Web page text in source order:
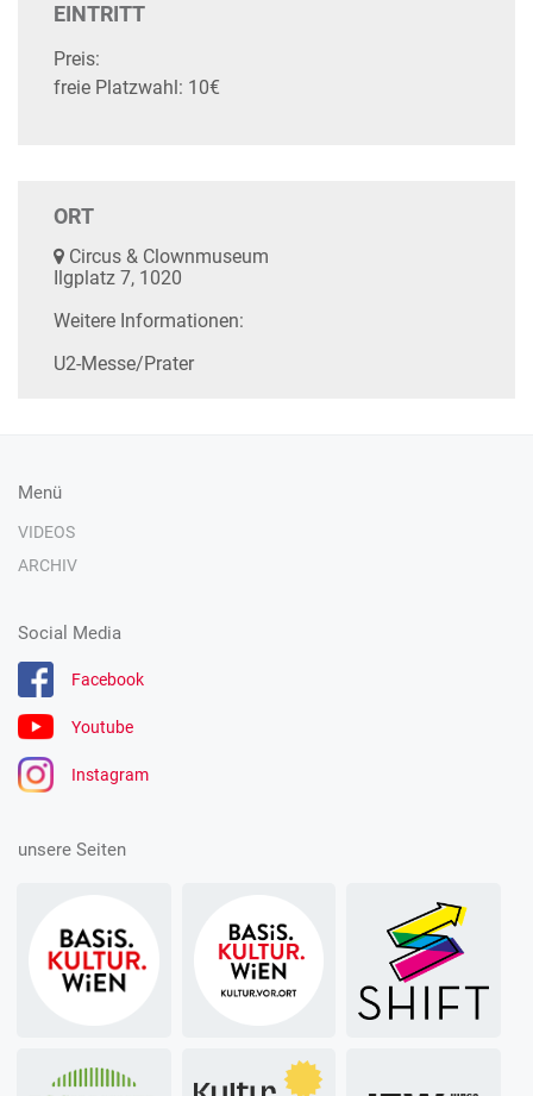
EINTRITT
Preis:
freie Platzwahl: 10€
ORT
Circus & Clownmuseum
Ilgplatz 7, 1020
Weitere Informationen:
U2-Messe/Prater
Menü
VIDEOS
ARCHIV
Social Media
Facebook
Youtube
Instagram
unsere Seiten